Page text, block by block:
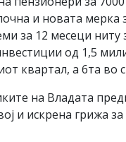
и новата мерка
за 12 месеци
од 1,5
квартал, а 6та
на Владата
и искрена грижа